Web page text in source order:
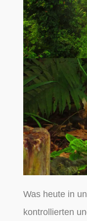
Was heute in
kontrollierten